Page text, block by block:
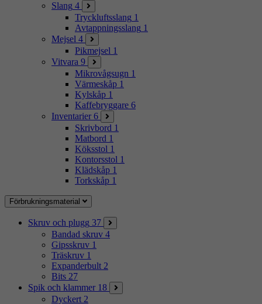
Slang 4
Tryckluftsslang 1
Avtappningsslang 1
Mejsel 4
Pikmejsel 1
Vitvara 9
Mikrovågsugn 1
Värmeskåp 1
Kylskåp 1
Kaffebryggare 6
Inventarier 6
Skrivbord 1
Matbord 1
Köksstol 1
Kontorsstol 1
Klädskåp 1
Torkskåp 1
Förbrukningsmaterial
Skruv och plugg 37
Bandad skruv 4
Gipsskruv 1
Träskruv 1
Expanderbult 2
Bits 27
Spik och klammer 18
Dyckert 2